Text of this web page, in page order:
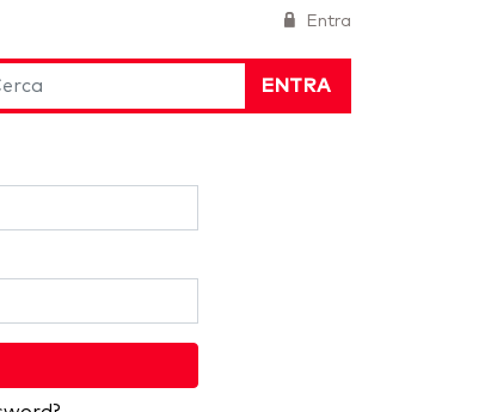
Entra
ENTRA